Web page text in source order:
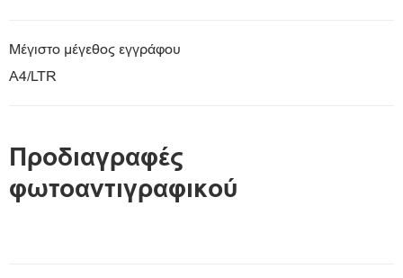
Μέγιστο μέγεθος εγγράφου
A4/LTR
Προδιαγραφές
φωτοαντιγραφικού